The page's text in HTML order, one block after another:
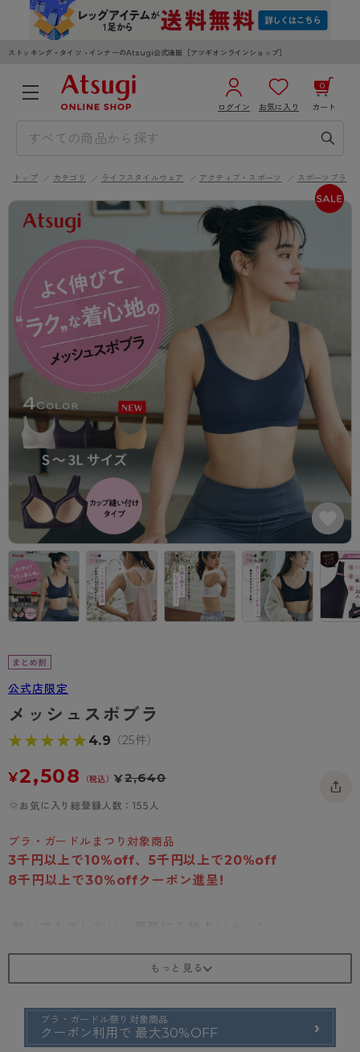
ストッキング・タイツ・インナーのAtsugi公式通販［アツギオンラインショップ］
ログイン お気に入り カート
0
カートを見る
3,980円以上のご購入で送料無料
ログイン／新規会員登録
WOMEN MEN KIDS
カテゴリから探す
レッグウェア
ストッキング
- 無地ストッキング
- 柄ストッキング
- ショート丈ストッキング
- 着圧ストッキング
- パンティ部レスストッキング
タイツ
- 柄タイツ
- ひざ下丈タイツ
- 着圧タイツ
ソックス・靴下
インナーウェア
ブラジャー
- ノンワイヤーブラ
- ワイヤーブラ
- ブラトップ
ショーツ
- レギュラーショーツ
肌着・インナー
- 長袖（七分袖以上）
- タンクトップ
- カップ付きインナー
ライフスタイルウェア
ボトムス
トップス
ルームウェア・パジャマ
アクティブ・スポーツ
- スポーツブラ
雑貨・小物
レッグウエア
ソックス・靴下
クルー・レギュラー丈ソックス
スニーカー丈・くるぶし丈ソックス
ハイソックス
インナーウエア
メンズパンツ
ボクサー
トランクス
Tバック・ビキニ
肌着・インナー
ライフスタイルウェア
ボトムス
トップス
ルームウェア・パジャマ
レッグウエア
タイツ
ソックス・靴下
クルー・レギュラー丈ソックス
スニーカー丈・くるぶし丈ソックス
ハイソックス
スクールソックス
インナーウエア
ブラジャー
ノンワイヤーブラ
ワイヤーブラ
スポーツブラ
ショーツ
レギュラーショーツ
ブランドから探す
AZGI
アスティーグ
クリアビューティアクティブ
スゴスト
フェイクタイツ
hotto comfort
BT
スクールタイム
みんなの、みんなの。
CLINICAL
ハイジュニ
商品選びのお手伝い
お悩み別ガードル
ブラジャー特集
私に似合う、ストッキング選び
タイツの選び方
ご利用ガイド
はじめての方へ
よくある質問（FAQ）
配送方法について
返品・交換について
お問い合わせについて
トップ カテゴリ ライフスタイルウェア アクティブ・スポーツ スポーツブラ
公式店限定
メッシュスポブラ
★★★★★
★★★★★ 4.9 （25件）
¥2,508 （税込） ¥2,640
お気に入り総登録人数：155人
ブラ・ガードルまつり対象商品
3千円以上で10%off、5千円以上で20%off
8千円以上で30%offクーポン進呈!
吸汗速乾のメッシュ素材がバストの汗をすばやく吸収。カップ埋め
込みでズレにくく、日常からスポーツまで一枚で快適に寄り添いま
よく伸びてラクな着心地の「メッシュスポーツブラ」ぐ～んとよく
ブラ・ガードル祭り対象商品
クーポン利用で 最大30%OFF